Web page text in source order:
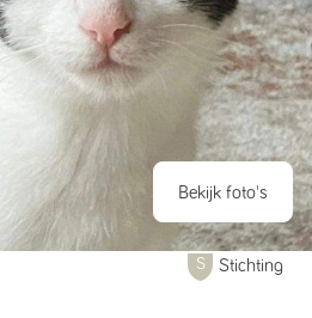
Bekijk foto's
Stichting